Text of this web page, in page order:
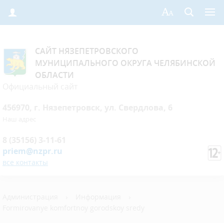
САЙТ НЯЗЕПЕТРОВСКОГО
МУНИЦИПАЛЬНОГО ОКРУГА ЧЕЛЯБИНСКОЙ
ОБЛАСТИ
priem@nzpr.ru
все контакты